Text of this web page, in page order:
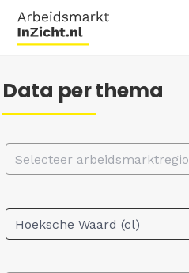
Data per thema
Selecteer arbeidsmarktregio
Hoeksche Waard (cl)